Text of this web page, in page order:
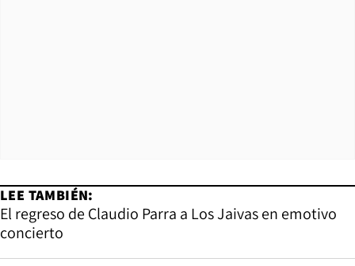
LEE TAMBIÉN:
El regreso de Claudio Parra a Los Jaivas en emotivo
concierto